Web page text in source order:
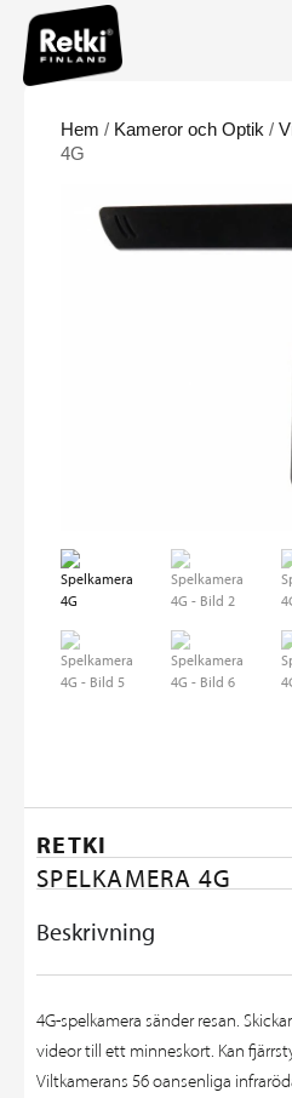
Hem / Kameror och Optik /
4G
RETKI
SPELKAMERA 4G
Beskrivning
4G-spelkamera sänder resan.
videor till ett minneskort. Kan
Viltkamerans 56 oansenliga